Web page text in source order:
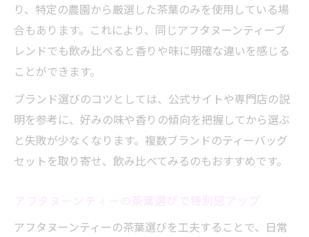
り、特定の農園から厳選した茶葉のみを使用している場
合もあります。これにより、同じアフタヌーンティーブ
レンドでも飲み比べると香りや味に明確な違いを感じる
ことができます。
ブランド選びのコツとしては、公式サイトや専門店の説
明を参考に、好みの味や香りの傾向を把握してから選ぶ
と失敗が少なくなります。複数ブランドのティーバッグ
セットを取り寄せ、飲み比べてみるのもおすすめです。
アフタヌーンティーの茶葉選びを工夫することで、日常